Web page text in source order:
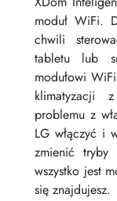
moduł WiFi.
chwili
tabletu lub
modułowi
klimatyzacji
problemu z
LG włączyć i
zmienić tryby
wszystko jest
się znajdujesz.